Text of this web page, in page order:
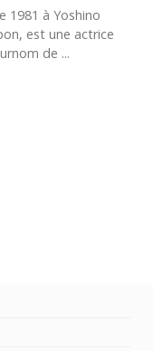
1981 à Yoshino
est une actrice
de ...